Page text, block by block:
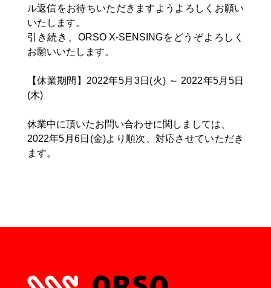
ル返信をお待ちいただきますようよろしくお願い
いたします。
引き続き、ORSO X-SENSINGをどうぞよろしく
お願いいたします。
【休業期間】2022年5月3日(火) ～ 2022年5月5日
(木)
休業中に頂いたお問い合わせに関しましては、
2022年5月6日(金)より順次、対応させていただき
ます。